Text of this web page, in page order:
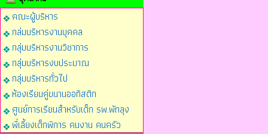
คณะผู้บริหาร
กล่มบริหารงานบุคคล
กลุ่มบริหารงานวิชาการ
กลุ่มบริหารงบประมาณ
กลุ่มบริหารทั่วไป
ห้องเรียนคู่ขนานออทิสติก
ศูนย์การเรียนสำหรับเด็ก รพ.พัทลุง
พี่เลี้ยงเด็กพิการ คนงาน คนครัว